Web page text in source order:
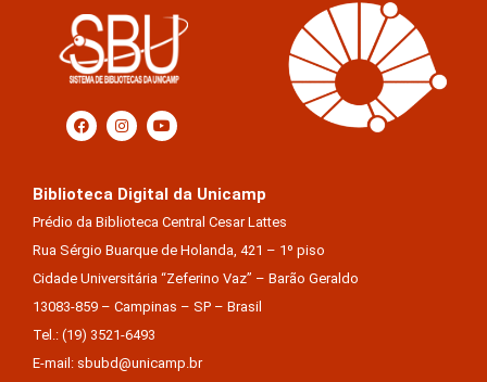
Biblioteca Digital da Unicamp
Prédio da Biblioteca Central Cesar Lattes
Rua Sérgio Buarque de Holanda, 421 – 1º piso
Cidade Universitária “Zeferino Vaz” – Barão Geraldo
13083-859 – Campinas – SP – Brasil
Tel.: (19) 3521-6493
E-mail: sbubd@unicamp.br